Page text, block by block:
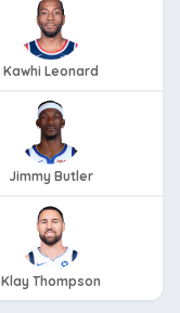
Kawhi Leonard
Jimmy Butler
Klay Thompson